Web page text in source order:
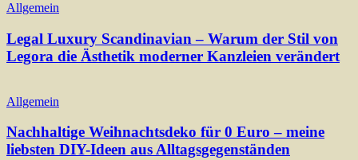
Allgemein
Legal Luxury Scandinavian – Warum der Stil von
Legora die Ästhetik moderner Kanzleien verändert
Allgemein
Nachhaltige Weihnachtsdeko für 0 Euro – meine
liebsten DIY-Ideen aus Alltagsgegenständen